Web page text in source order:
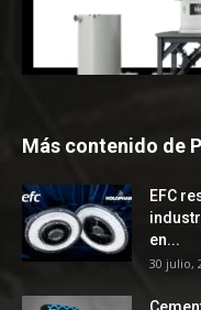
Más contenido de
EFC
en...
30 julio,